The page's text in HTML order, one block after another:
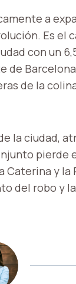
a
Es el
con un
de
de la
la ciudad,
pierde
Caterina y
del robo y